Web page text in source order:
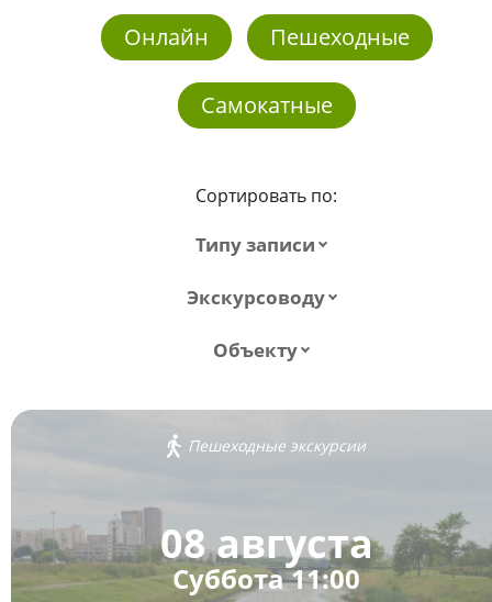
Онлайн Пешеходные
Самокатные
Сортировать по:
Типу записи
Экскурсоводу
Объекту
Пешеходные экскурсии
08 августа
Суббота 11:00